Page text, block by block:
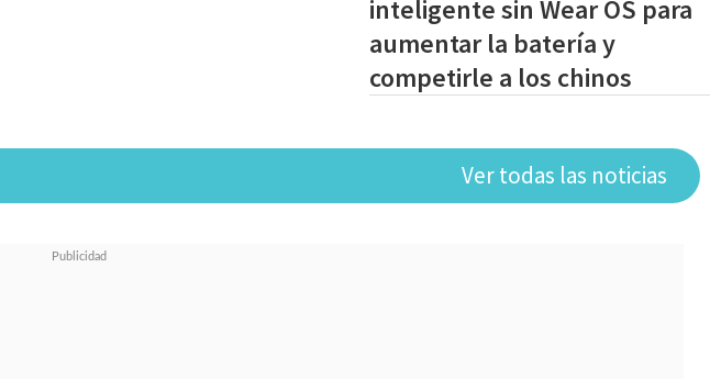
inteligente sin Wear OS para
aumentar la batería y
competirle a los chinos
Ver todas las noticias